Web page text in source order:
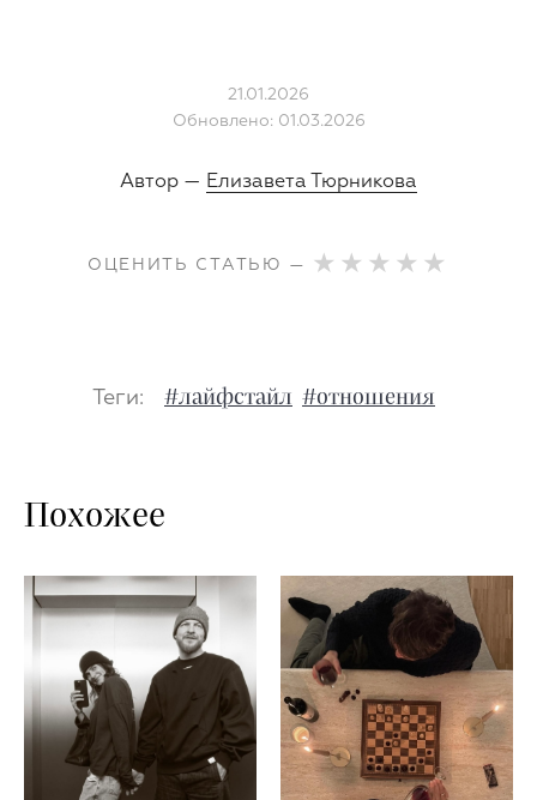
21.01.2026
Обновлено: 01.03.2026
Автор — Елизавета Тюрникова
ОЦЕНИТЬ СТАТЬЮ —
Теги: #лайфстайл #отношения
Похожее